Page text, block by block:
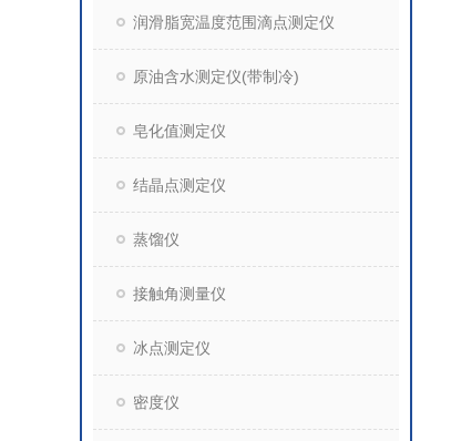
润滑脂宽温度范围滴点测定仪
原油含水测定仪(带制冷)
皂化值测定仪
结晶点测定仪
蒸馏仪
接触角测量仪
冰点测定仪
密度仪